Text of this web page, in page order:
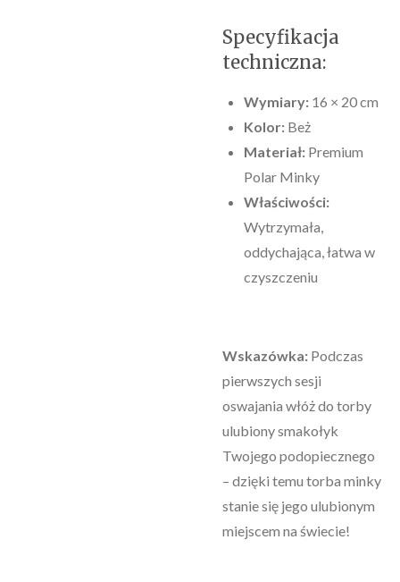
​Specyfikacja
techniczna:
Wymiary: 16 × 20 cm
Kolor: Beż
Materiał: Premium
Polar Minky
Właściwości:
Wytrzymała,
oddychająca, łatwa w
czyszczeniu
Wskazówka: Podczas
pierwszych sesji
oswajania włóż do torby
ulubiony smakołyk
Twojego podopiecznego
– dzięki temu torba minky
stanie się jego ulubionym
miejscem na świecie!